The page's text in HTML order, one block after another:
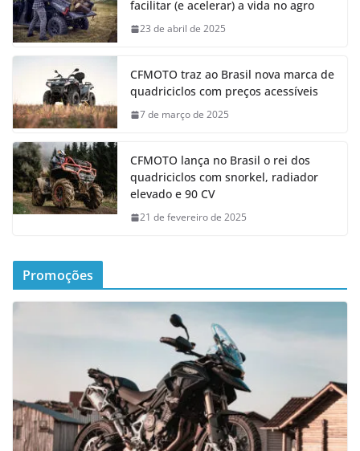
facilitar (e acelerar) a vida no agro
23 de abril de 2025
CFMOTO traz ao Brasil nova marca de
quadriciclos com preços acessíveis
7 de março de 2025
CFMOTO lança no Brasil o rei dos
quadriciclos com snorkel, radiador
elevado e 90 CV
21 de fevereiro de 2025
Promoções